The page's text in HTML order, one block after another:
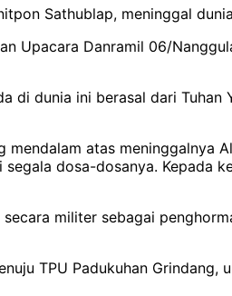
Sathublap, meninggal
Upacara Danramil 06/
di dunia ini berasal dari
atas meninggalnya
dosa-dosanya. Kepada
militer sebagai
TPU Padukuhan Grindang,